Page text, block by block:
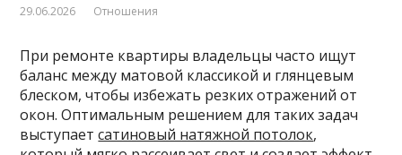
29.06.2026 Отношения
При ремонте квартиры владельцы часто ищут
баланс между матовой классикой и глянцевым
блеском, чтобы избежать резких отражений от
окон. Оптимальным решением для таких задач
выступаетсатиновый натяжной потолок,